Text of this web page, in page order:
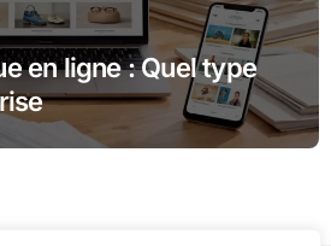
en ligne : Quel type